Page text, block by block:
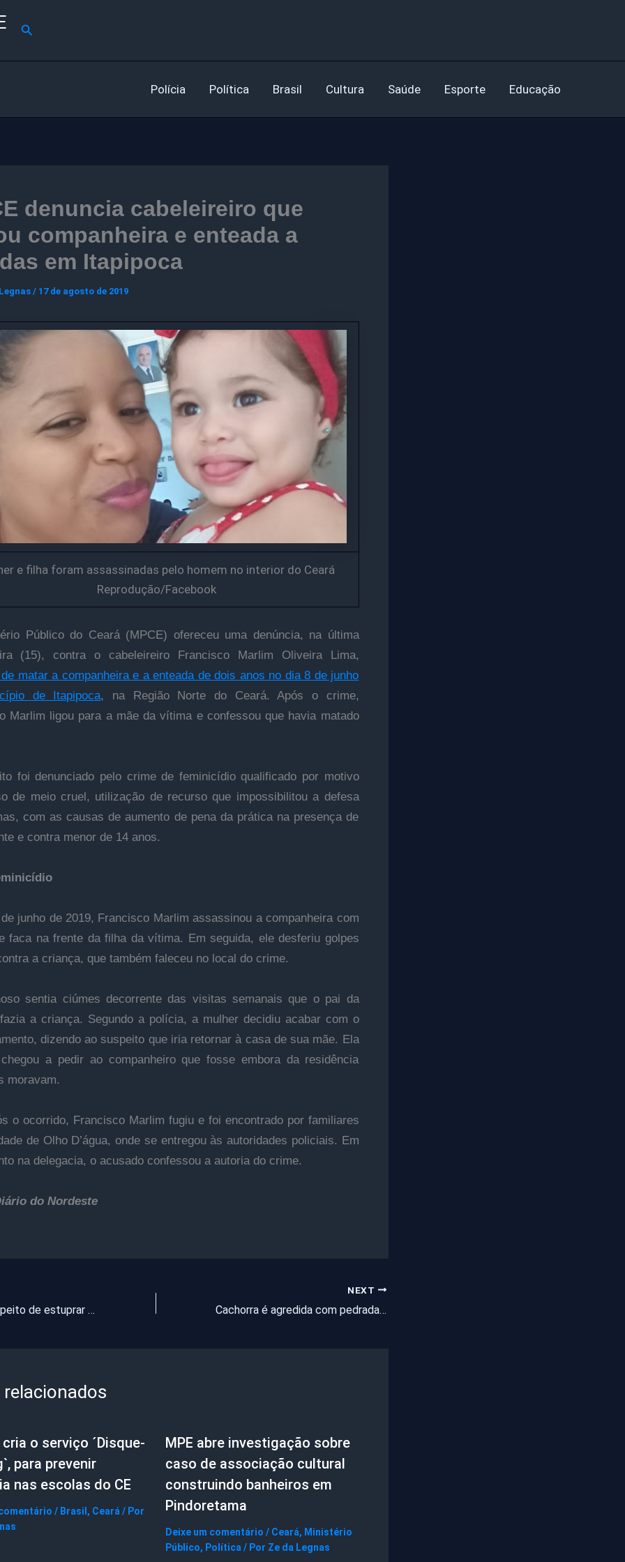
Pesquisar
Polícia Política Brasil Cultura Saúde Esporte Educação
denuncia cabeleireiro que
companheira e enteada a
em Itapipoca
/ 17 de agosto de 2019
e filha foram assassinadas pelo homem no interior do Ceará
Reprodução/Facebook
Público do Ceará (MPCE) ofereceu uma denúncia, na última
(15), contra o cabeleireiro Francisco Marlim Oliveira Lima,
matar a companheira e a enteada de dois anos no dia 8 de junho
de Itapipoca, na Região Norte do Ceará. Após o crime,
Marlim ligou para a mãe da vítima e confessou que havia matado
foi denunciado pelo crime de feminicídio qualificado por motivo
de meio cruel, utilização de recurso que impossibilitou a defesa
com as causas de aumento de pena da prática na presença de
e contra menor de 14 anos.
junho de 2019, Francisco Marlim assassinou a companheira com
faca na frente da filha da vítima. Em seguida, ele desferiu golpes
a criança, que também faleceu no local do crime.
sentia ciúmes decorrente das visitas semanais que o pai da
a criança. Segundo a polícia, a mulher decidiu acabar com o
dizendo ao suspeito que iria retornar à casa de sua mãe. Ela
a pedir ao companheiro que fosse embora da residência
moravam.
o ocorrido, Francisco Marlim fugiu e foi encontrado por familiares
de Olho D’água, onde se entregou às autoridades policiais. Em
na delegacia, o acusado confessou a autoria do crime.
do Nordeste
Pai é preso suspeito de estuprar filha de 15 anos
NEXT
Cachorra é agredida com pedradas por duas jovens em Quixeramobim, no Ceará
o serviço ´Disque-
para prevenir
nas escolas do CE
/ Brasil , Ceará / Por
MPE abre investigação sobre
caso de associação cultural
construindo banheiros em
Pindoretama
Deixe um comentário / Ceará, Ministério
Público, Política / Por Ze da Legnas